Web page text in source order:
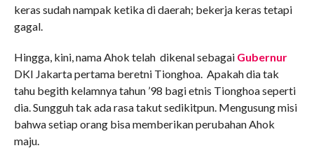
keras sudah nampak ketika di daerah; bekerja keras tetapi
gagal.
Hingga, kini, nama Ahok telah dikenal sebagai Gubernur
DKI Jakarta pertama beretni Tionghoa. Apakah dia tak
tahu begith kelamnya tahun ’98 bagi etnis Tionghoa seperti
dia. Sungguh tak ada rasa takut sedikitpun. Mengusung misi
bahwa setiap orang bisa memberikan perubahan Ahok
maju.